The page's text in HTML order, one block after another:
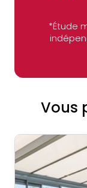
*Étude
Vous